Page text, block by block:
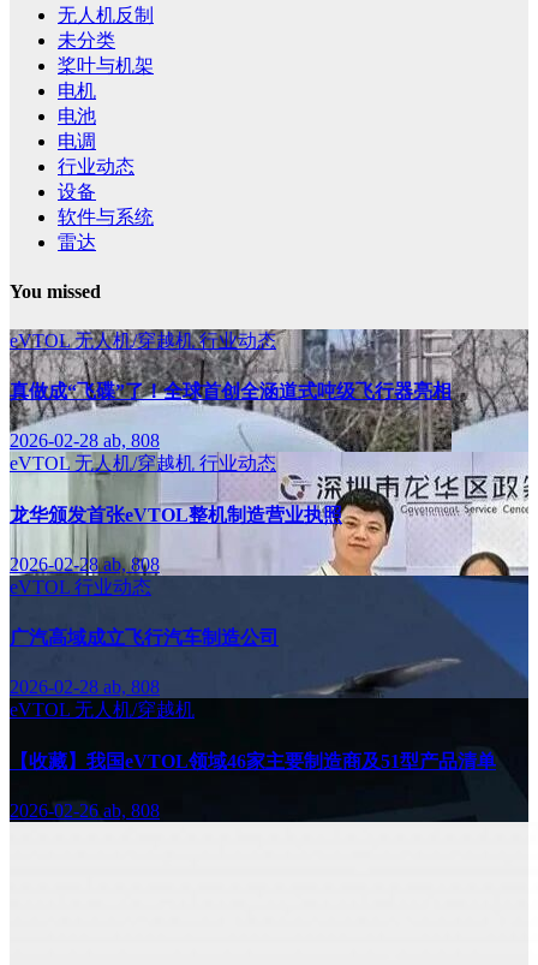
无人机反制
未分类
桨叶与机架
电机
电池
电调
行业动态
设备
软件与系统
雷达
You missed
eVTOL无人机/穿越机行业动态
真做成“飞碟”了！全球首创全涵道式吨级飞行器亮相
2026-02-28 ab, 808
eVTOL 无人机/穿越机 行业动态
龙华颁发首张eVTOL整机制造营业执照
2026-02-28ab, 808
eVTOL 行业动态
广汽高域成立飞行汽车制造公司
2026-02-28 ab, 808
eVTOL 无人机/穿越机
【收藏】我国eVTOL领域46家主要制造商及51型产品清单
2026-02-26 ab, 808